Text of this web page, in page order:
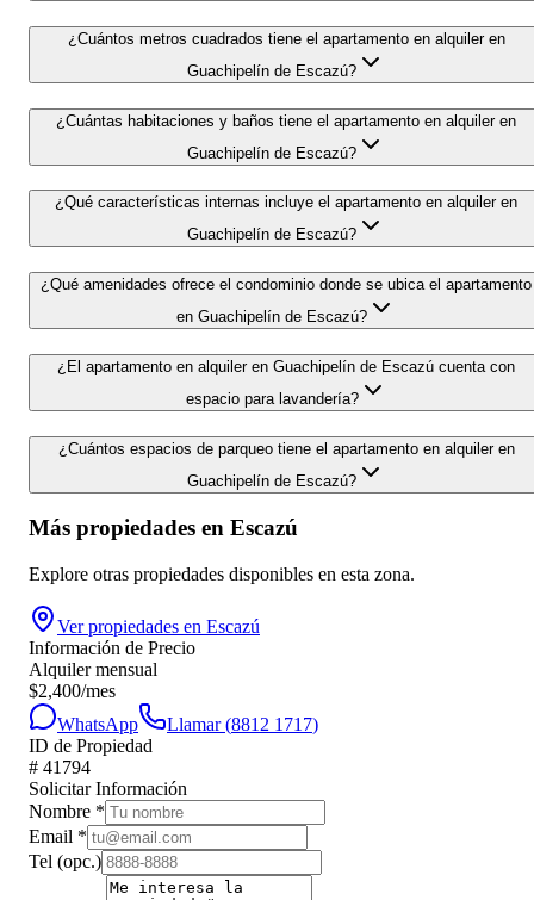
¿Cuántos metros cuadrados tiene el apartamento en alquiler en
Guachipelín de Escazú?
¿Cuántas habitaciones y baños tiene el apartamento en alquiler en
Guachipelín de Escazú?
¿Qué características internas incluye el apartamento en alquiler en
Guachipelín de Escazú?
¿Qué amenidades ofrece el condominio donde se ubica el apartamento
en Guachipelín de Escazú?
¿El apartamento en alquiler en Guachipelín de Escazú cuenta con
espacio para lavandería?
¿Cuántos espacios de parqueo tiene el apartamento en alquiler en
Guachipelín de Escazú?
Más propiedades en Escazú
Explore otras propiedades disponibles en esta zona.
Ver propiedades en Escazú
Información de Precio
Alquiler mensual
$2,400/mes
WhatsApp
Llamar (8812 1717)
ID de Propiedad
# 41794
Solicitar Información
Nombre *
Email *
Tel (opc.)